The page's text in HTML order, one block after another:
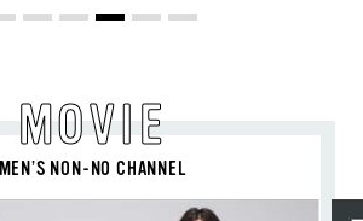
MOVIE
MEN’S NON-NO CHANNEL